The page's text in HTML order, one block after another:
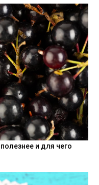
и для чего